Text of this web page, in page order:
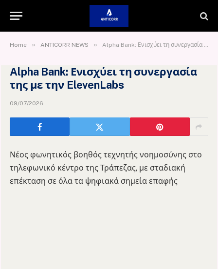
Home » ANTICORR NEWS » Alpha Bank: Ενισχύει τη συνεργασία της με την ElevenLabs
Alpha Bank: Ενισχύει τη συνεργασία
της με την ElevenLabs
09/07/2026
Νέος φωνητικός βοηθός τεχνητής νοημοσύνης στο
τηλεφωνικό κέντρο της Τράπεζας, με σταδιακή
επέκταση σε όλα τα ψηφιακά σημεία επαφής